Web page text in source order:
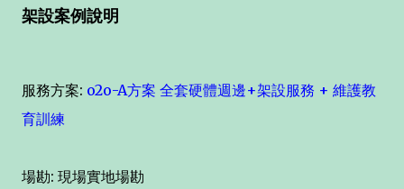
架設案例說明
服務方案: o2o-A方案 全套硬體週邊+架設服務 + 維護教
育訓練
場勘: 現場實地場勘